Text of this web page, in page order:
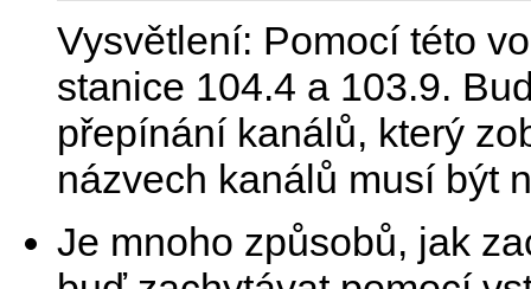
Vysvětlení: Pomocí této
stanice 104.4 a 103.9.
přepínání kanálů, který
názvech kanálů musí být
Je mnoho způsobů, jak